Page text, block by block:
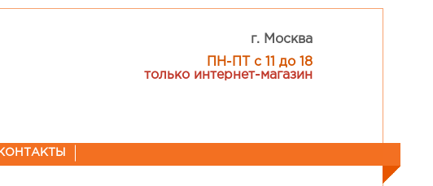
г. Москва
ПН-ПТ с 11 до 18
только интернет-магазин
КОНТАКТЫ